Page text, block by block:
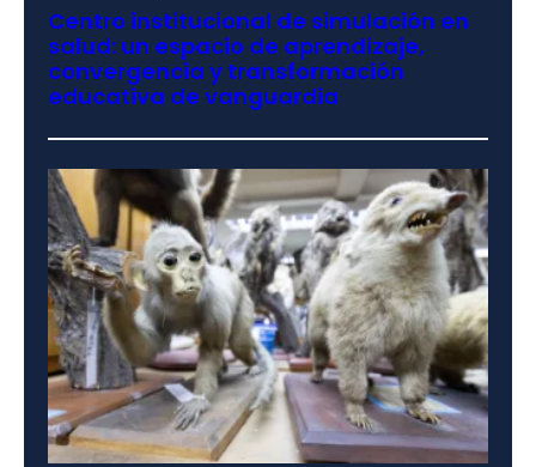
Centro institucional de simulación en
salud: un espacio de aprendizaje,
convergencia y transformación
educativa de vanguardia